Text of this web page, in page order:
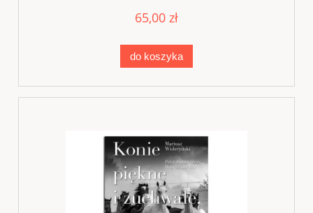
65,00 zł
do koszyka